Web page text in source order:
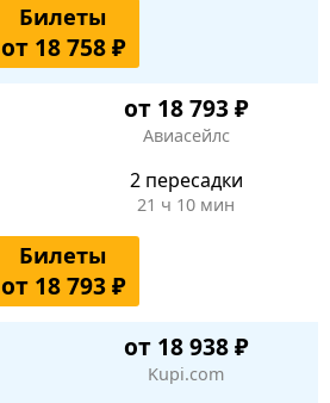
Билеты
от 18 758 ₽
от 18 793 ₽
Авиасейлс
2 пересадки
21 ч 10 мин
Билеты
от 18 793 ₽
от 18 938 ₽
Kupi.com